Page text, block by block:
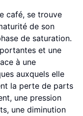
café, se trouve
de son
de saturation.
et une
à une
auxquels elle
la perte de parts
une pression
une diminution